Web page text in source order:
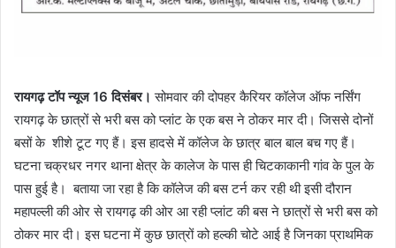
रायगढ़ टॉप न्यूज 16 दिसंबर। सोमवार की दोपहर कैरियर कॉलेज ऑफ नर्सिंग
रायगढ़ के छात्रों से भरी बस को प्लांट के एक बस ने ठोकर मार दी। जिससे दोनों
बसों के शीशे टूट गए हैं। इस हादसे में कॉलेज के छात्र बाल बाल बच गए हैं।
घटना चक्रधर नगर थाना क्षेत्र के कालेज के पास ही चिटकाकानी गांव के पुल के
पास हुई है। बताया जा रहा है कि कॉलेज की बस टर्न कर रही थी इसी दौरान
महापल्ली की ओर से रायगढ़ की ओर आ रही प्लांट की बस ने छात्रों से भरी बस को
ठोकर मार दी। इस घटना में कुछ छात्रों को हल्की चोटे आई है जिनका प्राथमिक